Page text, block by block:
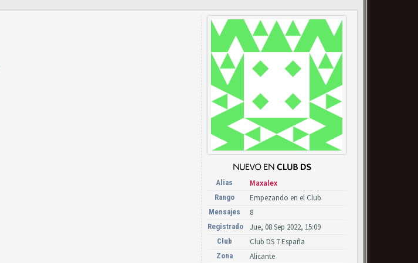
Alias Maxalex
Rango Empezando en el Club
Mensajes 8
Registrado Jue, 08 Sep 2022, 15:09
Club Club DS 7 España
Zona Alicante